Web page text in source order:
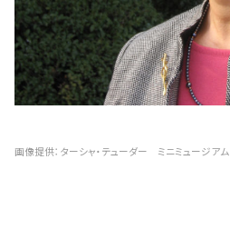
画像提供：ターシャ・テューダー ミニミュージアム